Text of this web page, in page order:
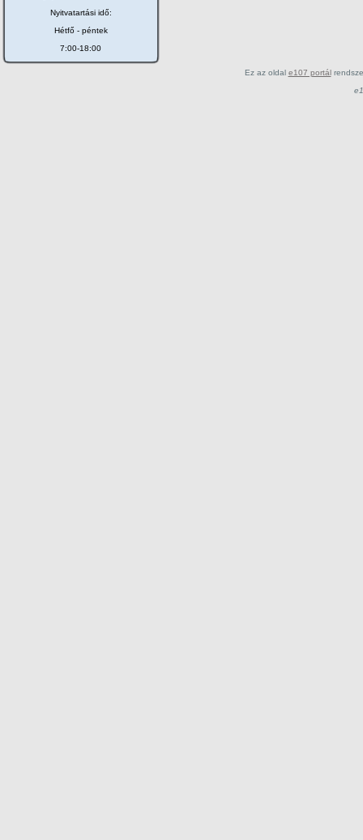
Nyitvatartási idő:
Hétfő - péntek
7:00-18:00
Ez az oldal e107 portál